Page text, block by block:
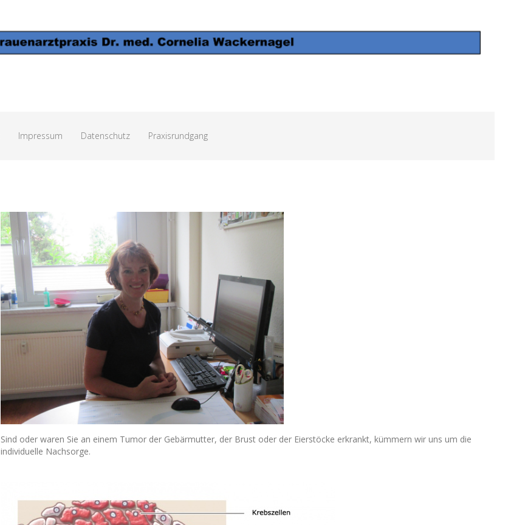
Impressum Datenschutz Praxisrundgang
Sind oder waren Sie an einem Tumor der Gebärmutter, der Brust oder der Eierstöcke erkrankt, kümmern wir uns um die
individuelle Nachsorge.